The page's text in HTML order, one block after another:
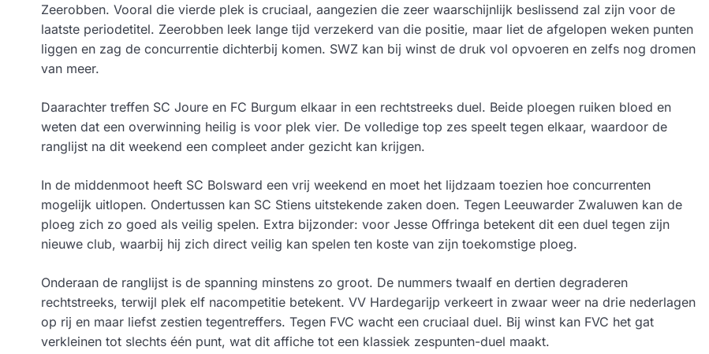
Zeerobben. Vooral die vierde plek is cruciaal, aangezien die zeer waarschijnlijk beslissend zal zijn voor de
laatste periodetitel. Zeerobben leek lange tijd verzekerd van die positie, maar liet de afgelopen weken punten
liggen en zag de concurrentie dichterbij komen. SWZ kan bij winst de druk vol opvoeren en zelfs nog dromen
van meer.
Daarachter treffen SC Joure en FC Burgum elkaar in een rechtstreeks duel. Beide ploegen ruiken bloed en
weten dat een overwinning heilig is voor plek vier. De volledige top zes speelt tegen elkaar, waardoor de
ranglijst na dit weekend een compleet ander gezicht kan krijgen.
In de middenmoot heeft SC Bolsward een vrij weekend en moet het lijdzaam toezien hoe concurrenten
mogelijk uitlopen. Ondertussen kan SC Stiens uitstekende zaken doen. Tegen Leeuwarder Zwaluwen kan de
ploeg zich zo goed als veilig spelen. Extra bijzonder: voor Jesse Offringa betekent dit een duel tegen zijn
nieuwe club, waarbij hij zich direct veilig kan spelen ten koste van zijn toekomstige ploeg.
Onderaan de ranglijst is de spanning minstens zo groot. De nummers twaalf en dertien degraderen
rechtstreeks, terwijl plek elf nacompetitie betekent. VV Hardegarijp verkeert in zwaar weer na drie nederlagen
op rij en maar liefst zestien tegentreffers. Tegen FVC wacht een cruciaal duel. Bij winst kan FVC het gat
verkleinen tot slechts één punt, wat dit affiche tot een klassiek zespunten-duel maakt.